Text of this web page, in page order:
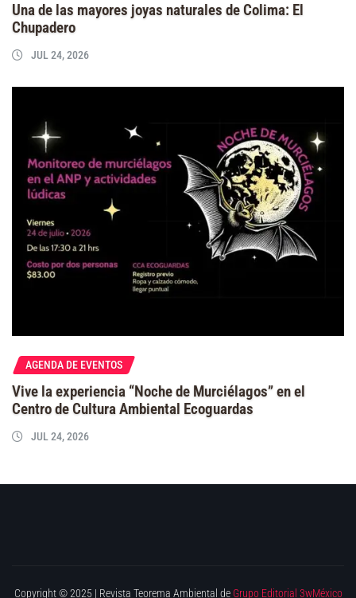
Una de las mayores joyas naturales de Colima: El
Chupadero
JUL 24, 2026
AGENDA DE EVENTOS
Vive la experiencia “Noche de Murciélagos” en el
Centro de Cultura Ambiental Ecoguardas
JUL 24, 2026
Copyright © 2025 | Revista Teorema Ambiental de Grupo Editorial 3wMéxico